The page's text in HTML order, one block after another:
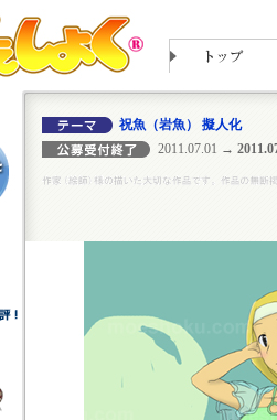
祝魚（岩魚） 擬人化
2011.07.01 →